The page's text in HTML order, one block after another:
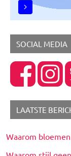
SOCIAL MEDIA
LAATSTE
Waarom